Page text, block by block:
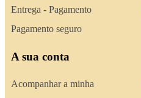
Entrega - Pagamento
Pagamento seguro
A sua conta
Acompanhar a minha